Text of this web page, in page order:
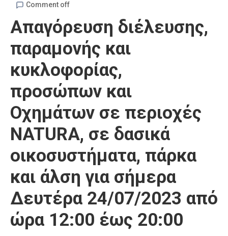
Comment off
Απαγόρευση διέλευσης,
παραμονής και
κυκλοφορίας,
προσώπων και
Οχημάτων σε περιοχές
NATURA, σε δασικά
οικοσυστήματα, πάρκα
και άλση για σήμερα
Δευτέρα 24/07/2023 από
ώρα 12:00 έως 20:00